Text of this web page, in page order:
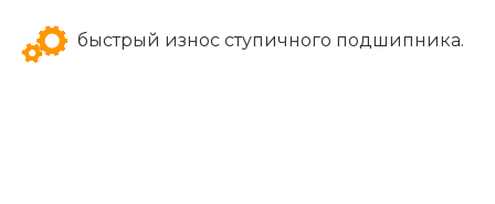
быстрый износ ступичного подшипника.